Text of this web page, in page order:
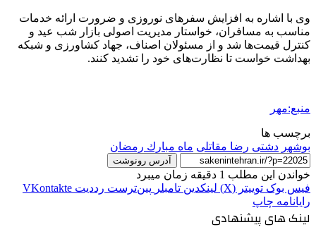
وی با اشاره به افزایش سفرهای نوروزی و ضرورت ارائه خدمات
مناسب به مسافران، خواستار مدیریت اصولی بازار شب عید و
کنترل قیمت‌ها شد و از مسئولان اصناف، جهاد کشاورزی و شبکه
بهداشت خواست تا نظارت‌های خود را تشدید کنند.
منبع:مهر
برچسب ها
بوشهر دشتی رضا مقاتلی ماه مبارك رمضان
آدرس رونوشت
خواندن این مطلب 1 دقیقه زمان میبرد
فیس بوک توییتر (X) لینکدین ‫تامبلر ‫پین‌ترست ‫رددیت ‫VKontakte
رایانامه چاپ
لینک های پیشنهادی